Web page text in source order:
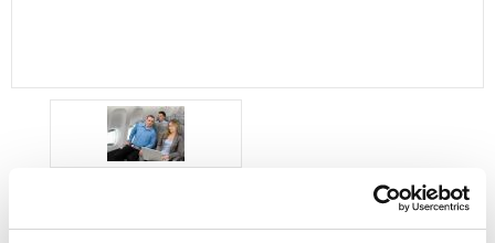
Privátní filtr Fellowes PrivaScreen™